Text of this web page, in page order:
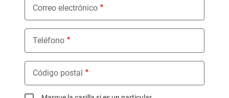
Correo electrónico
Teléfono
Código postal